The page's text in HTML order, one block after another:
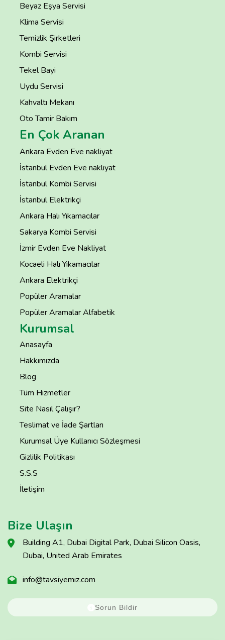
Beyaz Eşya Servisi
Klima Servisi
Temizlik Şirketleri
Kombi Servisi
Tekel Bayi
Uydu Servisi
Kahvaltı Mekanı
Oto Tamir Bakım
En Çok Aranan
Ankara Evden Eve nakliyat
İstanbul Evden Eve nakliyat
İstanbul Kombi Servisi
İstanbul Elektrikçi
Ankara Halı Yıkamacılar
Sakarya Kombi Servisi
İzmir Evden Eve Nakliyat
Kocaeli Halı Yıkamacılar
Ankara Elektrikçi
Popüler Aramalar
Popüler Aramalar Alfabetik
Kurumsal
Anasayfa
Hakkımızda
Blog
Tüm Hizmetler
Site Nasıl Çalışır?
Teslimat ve İade Şartları
Kurumsal Üye Kullanıcı Sözleşmesi
Gizlilik Politikası
S.S.S
İletişim
Bize Ulaşın
Building A1, Dubai Digital Park, Dubai Silicon Oasis,
Dubai, United Arab Emirates
info@tavsiyemiz.com
Sorun Bildir